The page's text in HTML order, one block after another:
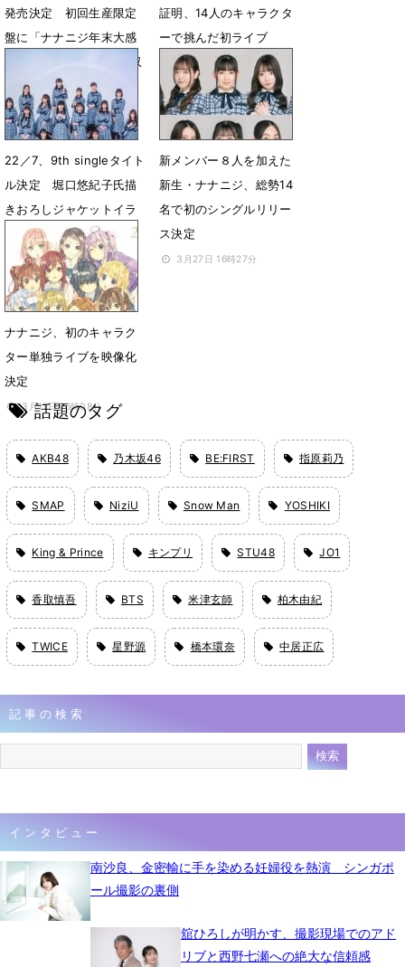
発売決定 初回生産限定
盤に「ナナニジ年末大感
謝祭’22」ライブ映像を収
1月15日 18時14分
証明、14人のキャラクタ
ーで挑んだ初ライブ
12月26日 19時02分
22／7、9th singleタイト
ル決定 堀口悠紀子氏描
きおろしジャケットイラ
スト＆dance video公開
6月19日 23時28分
新メンバー８人を加えた
新生・ナナニジ、総勢14
名で初のシングルリリー
ス決定
3月27日 16時27分
ナナニジ、初のキャラク
ター単独ライブを映像化
決定
3月11日 16時08分
話題のタグ
AKB48 乃木坂46 BE:FIRST 指原莉乃
SMAP NiziU Snow Man YOSHIKI
King & Prince キンプリ STU48 JO1
香取慎吾 BTS 米津玄師 柏木由紀
TWICE 星野源 橋本環奈 中居正広
記事の検索
インタビュー
南沙良、金密輸に手を染める妊婦役を熱演 シンガポ
ール撮影の裏側
舘ひろしが明かす、撮影現場でのアド
リブと西野七瀬への絶大な信頼感